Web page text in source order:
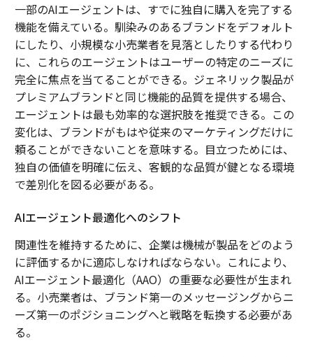
一部のAIエージェントは、すでに独自に購入を完了する
機能を備えている。馴染みのあるブランドをデフォルト
にしたり、小規模な小売業者を見落としたりする代わり
に、これらのエージェントはユーザーの特定のニーズに
完全に焦点を当てることができる。ジェネリック製品が
プレミアムブランドと同じ機能的品質を提供する場合、
エージェントは最も効率的な選択肢を推奨できる。この
変化は、ブランドがもはや従来のマーケティングだけに
頼ることができないことを意味する。目立つためには、
独自の価値を明確に伝え、客観的な品質が鍵となる環境
で差別化を図る必要がある。
AIエージェント最適化へのシフト
関連性を維持するために、企業は機械が製品をどのよう
に評価するかに適応しなければならない。これにより、
AIエージェント最適化（AAO）の重要な必要性が生まれ
る。小売業者は、ブランド第一のメッセージングからニ
ーズ第一のポジショニングへと戦略を転換する必要があ
る。